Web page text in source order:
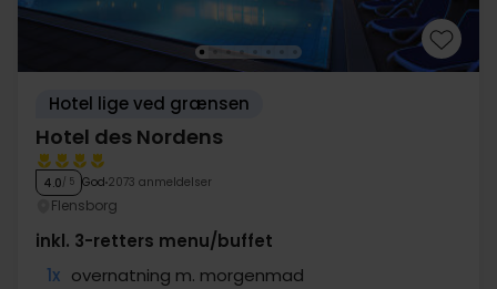
Hotel lige ved grænsen
Hotel des Nordens
4.0/ 5 God 2073 anmeldelser
Flensborg
inkl. 3-retters menu/buffet
1x overnatning m. morgenmad